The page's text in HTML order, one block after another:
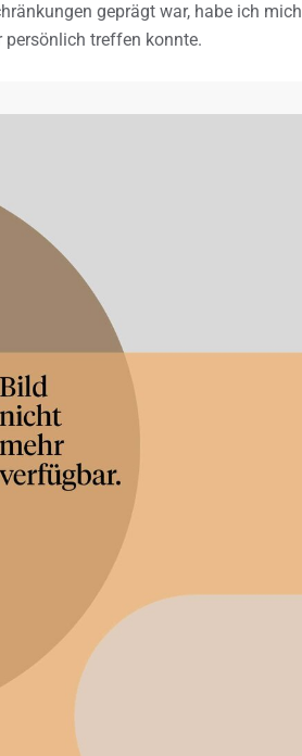
geprägt war, habe ich mich
treffen konnte.